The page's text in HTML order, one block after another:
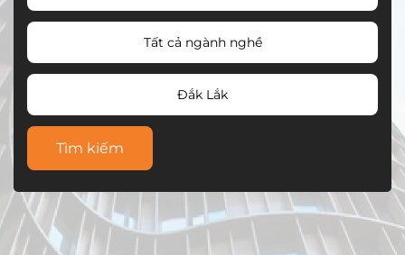
Tất cả ngành nghề
Đắk Lắk
Tìm kiếm